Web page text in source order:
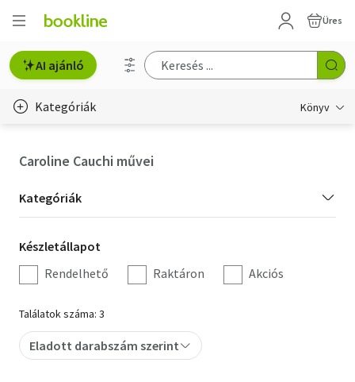
Üres
AI ajánló
Kategóriák Könyv
Hobbi, szabadidő
Irodalom
Művészet
Szakkönyv
Caroline Cauchi művei
Kategória
szűrés
Kategóriák
Készletállapot
szűrés
Készletállapot
Rendelhető
Raktáron Akciós
Találatok száma: 3
Eladott darabszám szerint